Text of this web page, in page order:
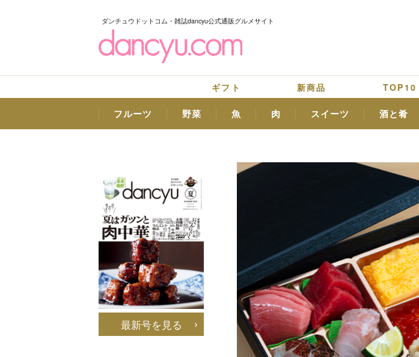
ダンチュウドットコム・雑誌dancyu公式通販グルメサイト
ギフト 新商品 TOP10
フルーツ 野菜 魚 肉 スイーツ 酒と肴
最新号を見る